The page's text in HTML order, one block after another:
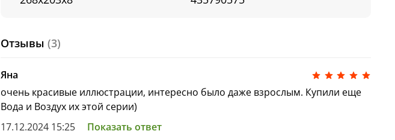
Отзывы (3)
Яна
очень красивые иллюстрации, интересно было даже взрослым. Купили еще
Вода и Воздух их этой серии)
17.12.2024 15:25
Показать ответ